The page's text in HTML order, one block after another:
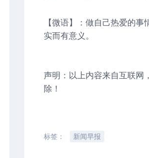
【微语】：做自己热爱的
实而有意义。
声明：以上内容来自互联网
除！
标签： 新闻早报